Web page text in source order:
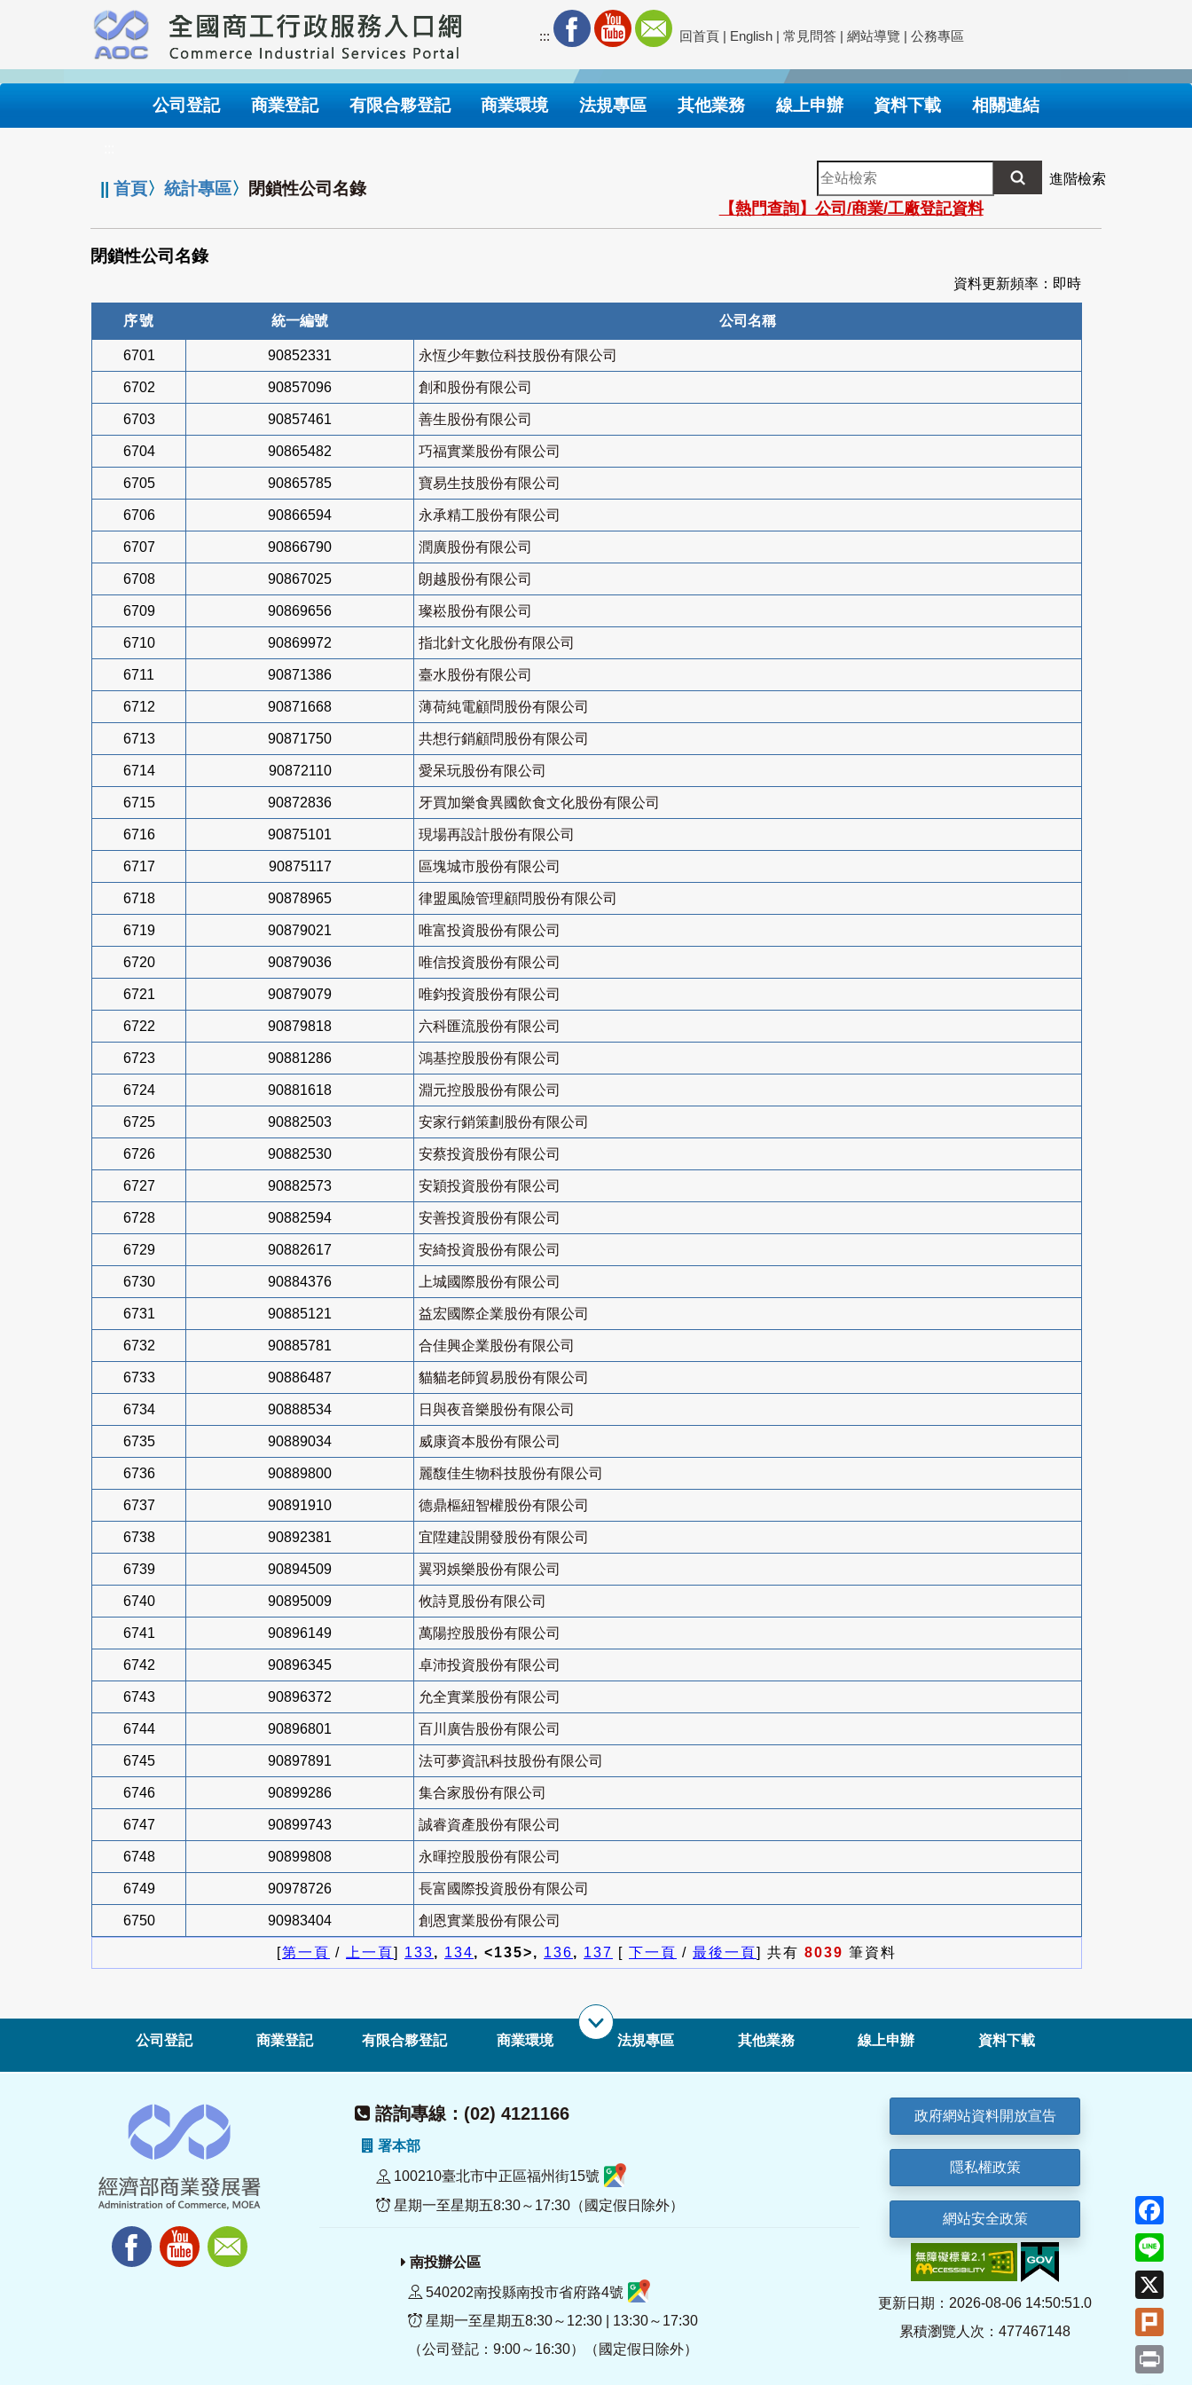
要
內
::: 回首頁 | English | 常見問答 | 網站導覽 | 公務專區
公司登記 商業登記 有限合夥登記 商業環境 法規專區 其他業務 線上申辦 資料下載 相關連結
||首頁〉統計專區〉 閉鎖性公司名錄
全
站
檢
索
進階檢索
【熱門查詢】公司/商業/工廠登記資料
閉鎖性公司名錄
資料更新頻率：即時
序號 統一編號 公司名稱
6701 90852331 永恆少年數位科技股份有限公司
6702 90857096 創和股份有限公司
6703 90857461 善生股份有限公司
6704 90865482 巧福實業股份有限公司
6705 90865785 寶易生技股份有限公司
6706 90866594 永承精工股份有限公司
6707 90866790 潤廣股份有限公司
6708 90867025 朗越股份有限公司
6709 90869656 璨崧股份有限公司
6710 90869972 指北針文化股份有限公司
6711 90871386 臺水股份有限公司
6712 90871668 薄荷純電顧問股份有限公司
6713 90871750 共想行銷顧問股份有限公司
6714 90872110 愛呆玩股份有限公司
6715 90872836 牙買加樂食異國飲食文化股份有限公司
6716 90875101 現場再設計股份有限公司
6717 90875117 區塊城市股份有限公司
6718 90878965 律盟風險管理顧問股份有限公司
6719 90879021 唯富投資股份有限公司
6720 90879036 唯信投資股份有限公司
6721 90879079 唯鈞投資股份有限公司
6722 90879818 六科匯流股份有限公司
6723 90881286 鴻基控股股份有限公司
6724 90881618 淵元控股股份有限公司
6725 90882503 安家行銷策劃股份有限公司
6726 90882530 安蔡投資股份有限公司
6727 90882573 安穎投資股份有限公司
6728 90882594 安善投資股份有限公司
6729 90882617 安綺投資股份有限公司
6730 90884376 上城國際股份有限公司
6731 90885121 益宏國際企業股份有限公司
6732 90885781 合佳興企業股份有限公司
6733 90886487 貓貓老師貿易股份有限公司
6734 90888534 日與夜音樂股份有限公司
6735 90889034 威康資本股份有限公司
6736 90889800 麗馥佳生物科技股份有限公司
6737 90891910 德鼎樞紐智權股份有限公司
6738 90892381 宜陞建設開發股份有限公司
6739 90894509 翼羽娛樂股份有限公司
6740 90895009 攸詩覓股份有限公司
6741 90896149 萬陽控股股份有限公司
6742 90896345 卓沛投資股份有限公司
6743 90896372 允全實業股份有限公司
6744 90896801 百川廣告股份有限公司
6745 90897891 法可夢資訊科技股份有限公司
6746 90899286 集合家股份有限公司
6747 90899743 誠睿資產股份有限公司
6748 90899808 永暉控股股份有限公司
6749 90978726 長富國際投資股份有限公司
6750 90983404 創恩實業股份有限公司
[第一頁 / 上一頁] 133, 134, <135>, 136, 137 [ 下一頁 / 最後一頁] 共有 8039 筆資料
公司登記 商業登記 有限合夥登記 商業環境 法規專區 其他業務 線上申辦 資料下載
諮詢專線：(02) 4121166
署本部
100210臺北市中正區福州街15號
星期一至星期五8:30～17:30（國定假日除外）
南投辦公區
540202南投縣南投市省府路4號
星期一至星期五8:30～12:30 | 13:30～17:30
（公司登記：9:00～16:30）（國定假日除外）
政府網站資料開放宣告
隱私權政策
網站安全政策
更新日期：2026-08-06 14:50:51.0
累積瀏覽人次：477467148